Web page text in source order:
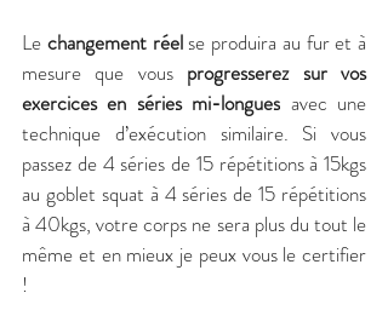
Le changement réel se produira au fur et à
mesure que vous progresserez sur vos
exercices en séries mi-longues avec une
technique d’exécution similaire. Si vous
passez de 4 séries de 15 répétitions à 15kgs
au goblet squat à 4 séries de 15 répétitions
à 40kgs, votre corps ne sera plus du tout le
même et en mieux je peux vous le certifier
!